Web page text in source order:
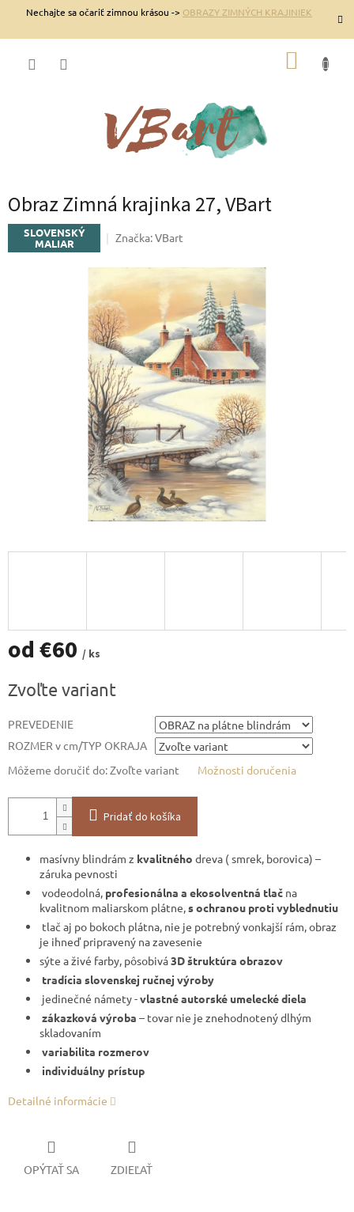
Prejsť
obsah
Nechajte sa očariť zimnou krásou -> OBRAZY ZIMNÝCH KRAJINIEK
Obraz Zimná krajinka 27, VBart
SLOVENSKÝ
MALIAR
Značka:VBart
od€60 / ks
cena:
Zvoľte variant
PREVEDENIE
ROZMER v cm/TYP OKRAJA
Môžeme doručiť do:Zvoľte variant Možnosti doručenia
Pridať do košíka
masívny blindrám z kvalitného dreva ( smrek, borovica) –
záruka pevnosti
vodeodolná, profesionálna a ekosolventná tlač na
kvalitnom maliarskom plátne,s ochranou proti vyblednutiu
tlač aj po bokoch plátna, nie je potrebný vonkajší rám, obraz
je ihneď pripravený na zavesenie
sýte a živé farby, pôsobivá3D štruktúra obrazov
tradícia slovenskej ručnej výroby
jedinečné námety -vlastné autorské umelecké diela
zákazková výroba – tovar nie je znehodnotený dlhým
skladovaním
variabilita rozmerov
individuálny prístup
Detailné informácie
OPÝTAŤ SA ZDIEĽAŤ